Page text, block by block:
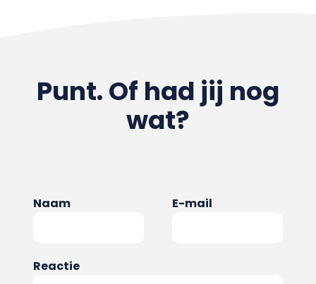
Punt. Of had jij nog
wat?
Naam E-mail
Reactie